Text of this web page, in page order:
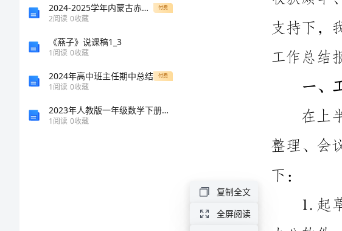
2024
2024-2025学年内蒙古赤峰市翁牛特旗乌丹第二中学高一化学上册期末教学质量检测模拟试题含解析 付费
2阅读 0收藏
《燕子》说课稿1_3
1阅读 0收藏
2024年高中班主任期中总结 付费
1阅读 0收藏
2023年人教版一年级数学下册期末测试卷(各版本)
1阅读 0收藏
复制全文
全屏阅读